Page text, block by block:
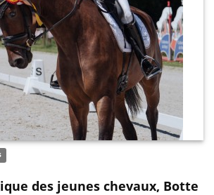
des jeunes chevaux, Botte